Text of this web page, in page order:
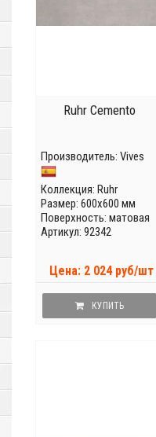
Ruhr Cemento
Производитель: Vives
Коллекция: Ruhr
Размер: 600x600 мм
Поверхность: матовая
Артикул: 92342
Цена: 2 024 руб/шт
КУПИТЬ